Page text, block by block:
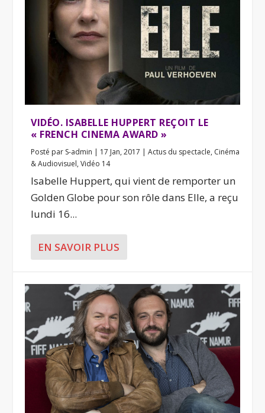
VIDÉO. ISABELLE HUPPERT REÇOIT LE
« FRENCH CINEMA AWARD »
Posté par S-admin | 17 Jan, 2017 |Actus du spectacle, Cinéma
& Audiovisuel,Vidéo 14
Isabelle Huppert, qui vient de remporter un
Golden Globe pour son rôle dans Elle, a reçu
lundi 16...
EN SAVOIR PLUS